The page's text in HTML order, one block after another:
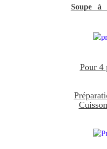
Soupe à
Pour 4